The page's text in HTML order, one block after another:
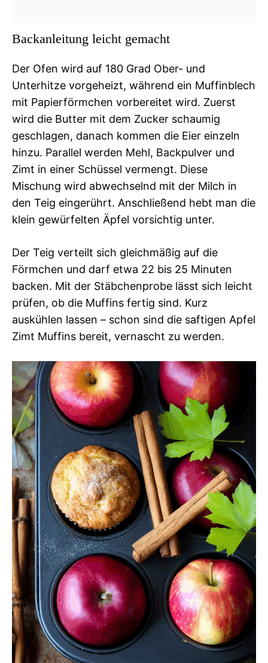
Backanleitung leicht gemacht
Der Ofen wird auf 180 Grad Ober- und
Unterhitze vorgeheizt, während ein Muffinblech
mit Papierförmchen vorbereitet wird. Zuerst
wird die Butter mit dem Zucker schaumig
geschlagen, danach kommen die Eier einzeln
hinzu. Parallel werden Mehl, Backpulver und
Zimt in einer Schüssel vermengt. Diese
Mischung wird abwechselnd mit der Milch in
den Teig eingerührt. Anschließend hebt man die
klein gewürfelten Äpfel vorsichtig unter.
Der Teig verteilt sich gleichmäßig auf die
Förmchen und darf etwa 22 bis 25 Minuten
backen. Mit der Stäbchenprobe lässt sich leicht
prüfen, ob die Muffins fertig sind. Kurz
auskühlen lassen – schon sind die saftigen Apfel
Zimt Muffins bereit, vernascht zu werden.